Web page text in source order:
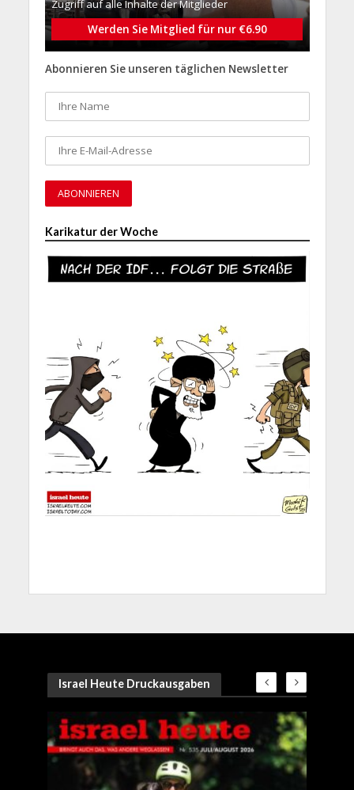
Zugriff auf alle Inhalte der Mitglieder
Werden Sie Mitglied für nur €6.90
Abonnieren Sie unseren täglichen Newsletter
Karikatur der Woche
Israel Heute Druckausgaben